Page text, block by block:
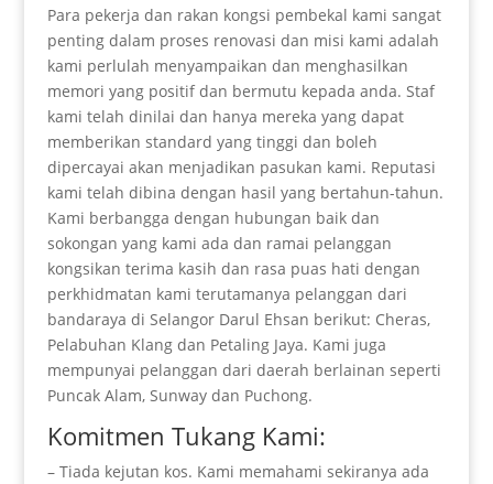
Para pekerja dan rakan kongsi pembekal kami sangat
penting dalam proses renovasi dan misi kami adalah
kami perlulah menyampaikan dan menghasilkan
memori yang positif dan bermutu kepada anda. Staf
kami telah dinilai dan hanya mereka yang dapat
memberikan standard yang tinggi dan boleh
dipercayai akan menjadikan pasukan kami. Reputasi
kami telah dibina dengan hasil yang bertahun-tahun.
Kami berbangga dengan hubungan baik dan
sokongan yang kami ada dan ramai pelanggan
kongsikan terima kasih dan rasa puas hati dengan
perkhidmatan kami terutamanya pelanggan dari
bandaraya di Selangor Darul Ehsan berikut: Cheras,
Pelabuhan Klang dan Petaling Jaya. Kami juga
mempunyai pelanggan dari daerah berlainan seperti
Puncak Alam, Sunway dan Puchong.
Komitmen Tukang Kami:
– Tiada kejutan kos. Kami memahami sekiranya ada